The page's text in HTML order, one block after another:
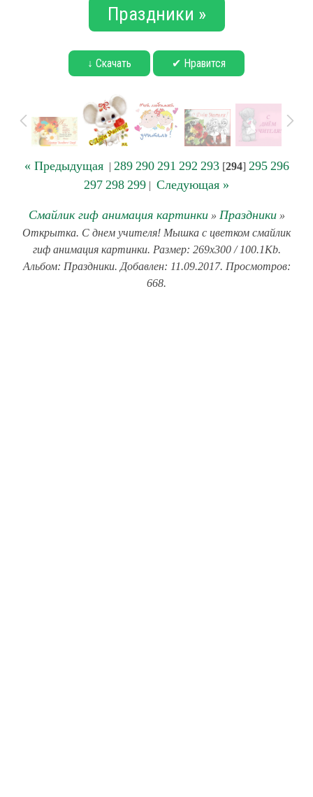
Праздники »
↓ Скачать ✔ Нравится
« Предыдущая| 289 290 291 292 293[294] 295 296
297 298 299 | Следующая »
Смайлик гиф анимация картинки» Праздники»
Открытка. С днем учителя! Мышка с цветком смайлик
гиф анимация картинки. Размер: 269x300 / 100.1Kb.
Альбом: Праздники. Добавлен: 11.09.2017. Просмотров:
668.